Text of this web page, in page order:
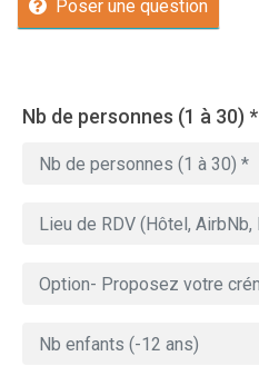
Poser une question
Nb de personnes (1 à 30) *